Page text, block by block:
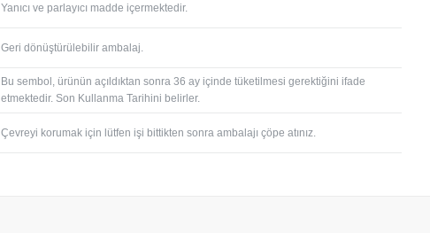
Yanıcı ve parlayıcı madde içermektedir.
Geri dönüştürülebilir ambalaj.
Bu sembol, ürünün açıldıktan sonra 36 ay içinde tüketilmesi gerektiğini ifade
etmektedir. Son Kullanma Tarihini belirler.
Çevreyi korumak için lütfen işi bittikten sonra ambalajı çöpe atınız.